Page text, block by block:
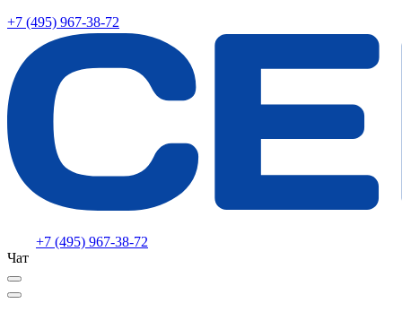
+7 (495) 967-38-72
+7 (495) 967-38-72
Чат